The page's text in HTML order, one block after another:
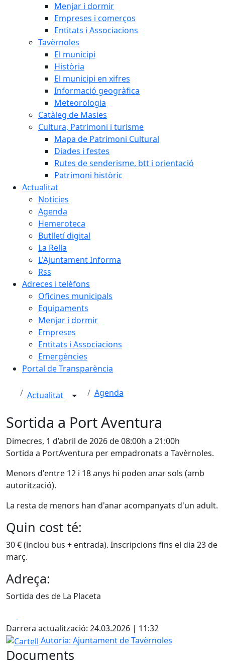
Menjar i dormir
Empreses i comerços
Entitats i Associacions
Tavèrnoles
El municipi
Història
El municipi en xifres
Informació geogràfica
Meteorologia
Catàleg de Masies
Cultura, Patrimoni i turisme
Mapa de Patrimoni Cultural
Diades i festes
Rutes de senderisme, btt i orientació
Patrimoni històric
Actualitat
Notícies
Agenda
Hemeroteca
Butlletí digital
La Rella
L'Ajuntament Informa
Rss
Adreces i telèfons
Oficines municipals
Equipaments
Menjar i dormir
Empreses
Entitats i Associacions
Emergències
Portal de Transparència
Actualitat Agenda
Sortida a Port Aventura
Dimecres, 1 d’abril de 2026 de 08:00h a 21:00h
Sortida a PortAventura per empadronats a Tavèrnoles.
Menors d'entre 12 i 18 anys hi poden anar sols (amb
autorització).
La resta de menors han d'anar acompanyats d'un adult.
Quin cost té:
30 € (inclou bus + entrada). Inscripcions fins el dia 23 de
març.
Adreça:
Sortida des de La Placeta
Darrera actualització: 24.03.2026 | 11:32
Cartell
Autoria: Ajuntament de Tavèrnoles
Documents